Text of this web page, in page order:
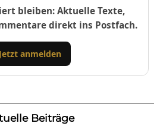
bleiben: Aktuelle Texte,
direkt ins Postfach.
Jetzt anmelden
Beiträge